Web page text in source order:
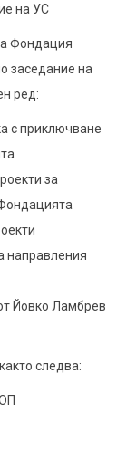
на УС
Фондация
заседание на
ред:
с приключване
за
направления
Йовко Ламбрев
следва: